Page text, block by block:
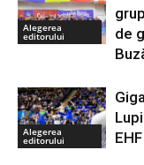
Alegerea
editorului
de
Alegerea
editorului